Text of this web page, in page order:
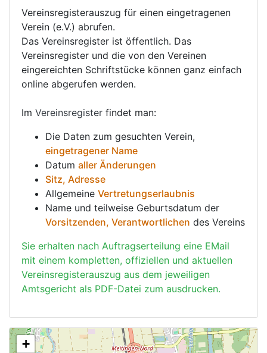
Vereinsregisterauszug für einen eingetragenen
Verein (e.V.) abrufen.
Das Vereinsregister ist öffentlich. Das
Vereinsregister und die von den Vereinen
eingereichten Schriftstücke können ganz einfach
online abgerufen werden.
Im Vereinsregister findet man:
Die Daten zum gesuchten Verein,
eingetragener Name
Datum aller Änderungen
Sitz, Adresse
Allgemeine Vertretungserlaubnis
Name und teilweise Geburtsdatum der
Vorsitzenden, Verantwortlichen des Vereins
Sie erhalten nach Auftragserteilung eine EMail
mit einem kompletten, offiziellen und aktuellen
Vereinsregisterauszug aus dem jeweiligen
Amtsgericht als PDF-Datei zum ausdrucken.
+